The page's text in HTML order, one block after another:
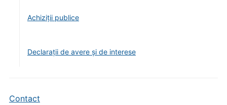
Achiziții publice
Declarații de avere și de interese
Contact